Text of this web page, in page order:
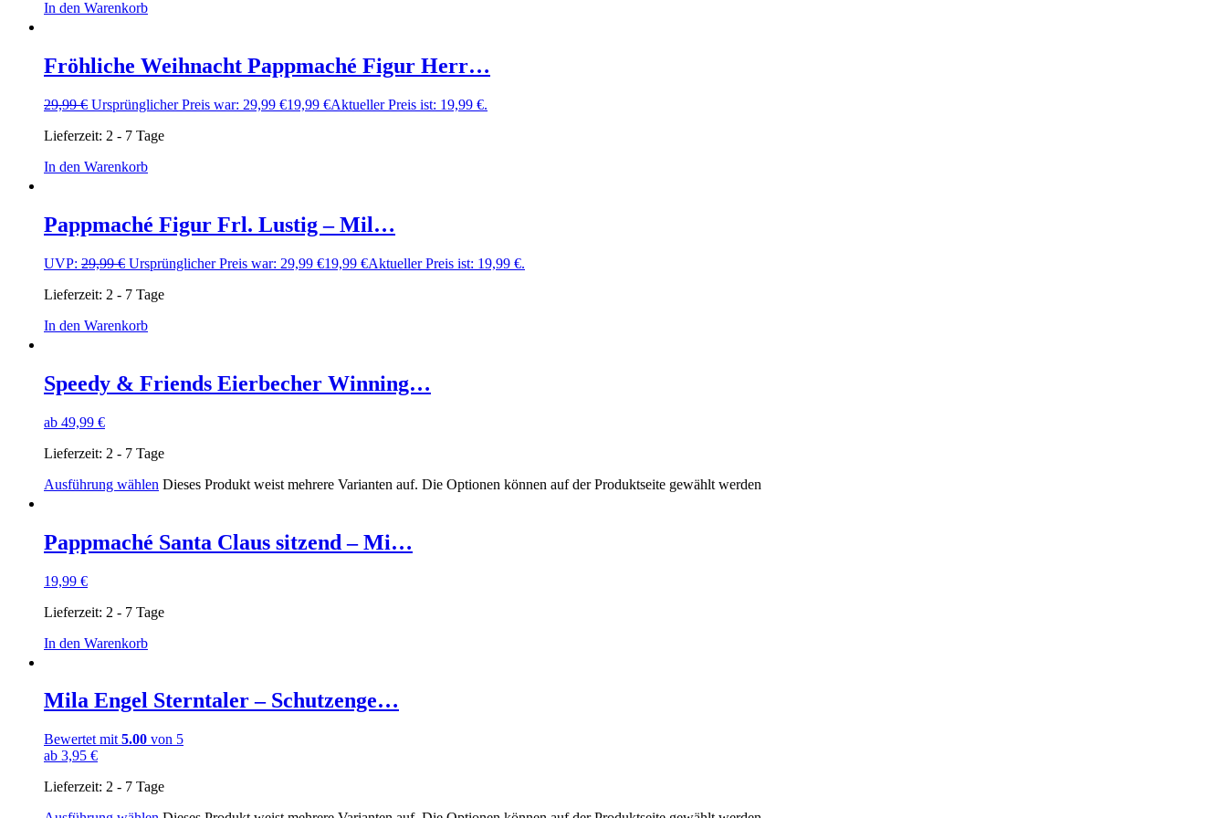
In den Warenkorb
Fröhliche Weihnacht Pappmaché Figur Herr…
29,99€ Ursprünglicher Preis war: 29,99 €19,99 €Aktueller Preis ist: 19,99 €.
Lieferzeit: 2 - 7 Tage
In den Warenkorb
Pappmaché Figur Frl. Lustig – Mil…
UVP: 29,99€ Ursprünglicher Preis war: 29,99 €19,99 €Aktueller Preis ist: 19,99 €.
Lieferzeit: 2 - 7 Tage
In den Warenkorb
Speedy & Friends Eierbecher Winning…
ab 49,99 €
Lieferzeit: 2 - 7 Tage
Ausführung wählen Dieses Produkt weist mehrere Varianten auf. Die Optionen können auf der Produktseite gewählt werden
Pappmaché Santa Claus sitzend – Mi…
19,99 €
Lieferzeit: 2 - 7 Tage
In den Warenkorb
Mila Engel Sterntaler – Schutzenge…
Bewertet mit 5.00 von 5
ab 3,95 €
Lieferzeit: 2 - 7 Tage